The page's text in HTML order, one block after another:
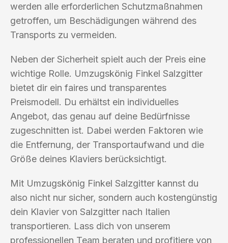
werden alle erforderlichen Schutzmaßnahmen
getroffen, um Beschädigungen während des
Transports zu vermeiden.
Neben der Sicherheit spielt auch der Preis eine
wichtige Rolle. Umzugskönig Finkel Salzgitter
bietet dir ein faires und transparentes
Preismodell. Du erhältst ein individuelles
Angebot, das genau auf deine Bedürfnisse
zugeschnitten ist. Dabei werden Faktoren wie
die Entfernung, der Transportaufwand und die
Größe deines Klaviers berücksichtigt.
Mit Umzugskönig Finkel Salzgitter kannst du
also nicht nur sicher, sondern auch kostengünstig
dein Klavier von Salzgitter nach Italien
transportieren. Lass dich von unserem
professionellen Team beraten und profitiere von